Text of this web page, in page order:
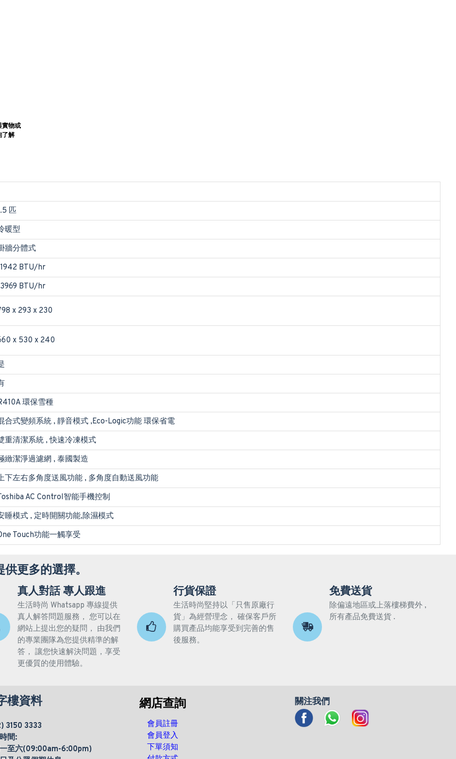
實物或
了解
匹
暖型
牆分體式
BTU/hr
BTU/hr
x 293 x 230
x 530 x 240
環保雪種
合式變頻系統 , 靜音模式 ,Eco-Logic功能 環保省電
重清潔系統 , 快速冷凍模式
緻潔淨過濾網 , 泰國製造
下左右多角度送風功能 , 多角度自動送風功能
AC Control智能手機控制
睡模式 , 定時開關功能,除濕模式
Touch功能一觸享受
更多的選擇。
真人對話 專人跟進
生活時尚 Whatsapp 專線提供
真人解答問題服務， 您可以在
網站上提出您的疑問， 由我們
的專業團隊為您提供精準的解
答， 讓您快速解決問題，享受
更優質的使用體驗。
行貨保證
生活時尚堅持以「只售原廠行
貨」為經營理念， 確保客戶所
購買產品均能享受到完善的售
後服務。
免費送貨
除偏遠地區或上落樓梯費外 ,
所有產品免費送貨 .
樓資料
3150 3333
間:
至六(09:00am-6:00pm)
網店查詢
會員註冊
會員登入
下單須知
關注我們